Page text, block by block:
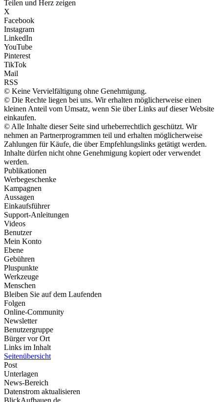
Teilen und Herz zeigen
X
Facebook
Instagram
LinkedIn
YouTube
Pinterest
TikTok
Mail
RSS
© Keine Vervielfältigung ohne Genehmigung.
© Die Rechte liegen bei uns. Wir erhalten möglicherweise einen
kleinen Anteil vom Umsatz, wenn Sie über Links auf dieser Website
einkaufen.
© Alle Inhalte dieser Seite sind urheberrechtlich geschützt. Wir
nehmen an Partnerprogrammen teil und erhalten möglicherweise
Zahlungen für Käufe, die über Empfehlungslinks getätigt werden.
Inhalte dürfen nicht ohne Genehmigung kopiert oder verwendet
werden.
Publikationen
Werbegeschenke
Kampagnen
Aussagen
Einkaufsführer
Support-Anleitungen
Videos
Benutzer
Mein Konto
Ebene
Gebühren
Pluspunkte
Werkzeuge
Menschen
Bleiben Sie auf dem Laufenden
Folgen
Online-Community
Newsletter
Benutzergruppe
Bürger vor Ort
Links im Inhalt
Seitenübersicht
Post
Unterlagen
News-Bereich
Datenstrom aktualisieren